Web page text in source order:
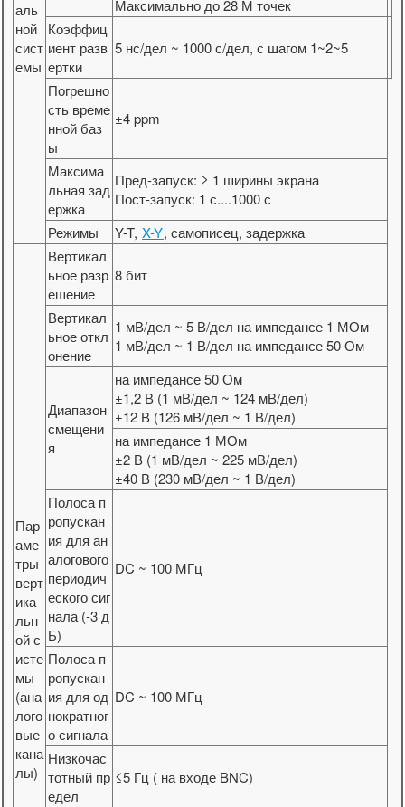
аль
ной
сист
емы
Максимально до 28 М точек
Коэффиц
иент разв
ертки
5 нс/дел ~ 1000 с/дел, с шагом 1~2~5
Погрешно
сть време
нной баз
ы
±4 ppm
Максима
льная зад
ержка
Пред-запуск: ≥ 1 ширины экрана
Пост-запуск: 1 с....1000 с
Режимы
Y-T, X-Y, самописец, задержка
Пар
аме
тры
верт
ика
льн
ой с
исте
мы
(ана
лого
вые
кана
лы)
Вертикал
ьное разр
ешение
8 бит
Вертикал
ьное откл
онение
1 мВ/дел ~ 5 В/дел на импедансе 1 МОм
1 мВ/дел ~ 1 В/дел на импедансе 50 Ом
Диапазон
смещени
я
на импедансе 50 Ом
±1,2 В (1 мВ/дел ~ 124 мВ/дел)
±12 В (126 мВ/дел ~ 1 В/дел)
на импедансе 1 МОм
±2 В (1 мВ/дел ~ 225 мВ/дел)
±40 В (230 мВ/дел ~ 1 В/дел)
Полоса п
ропускан
ия для ан
алогового
периодич
еского сиг
нала (-3 д
Б)
DC ~ 100 МГц
Полоса п
ропускан
ия для од
нократног
о сигнала
DC ~ 100 МГц
Низкочас
тотный пр
едел
≤5 Гц ( на входе BNC)